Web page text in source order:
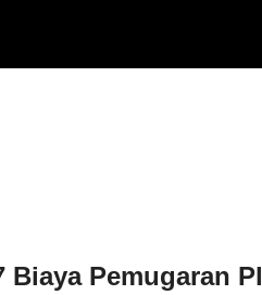
Biaya Pemugaran